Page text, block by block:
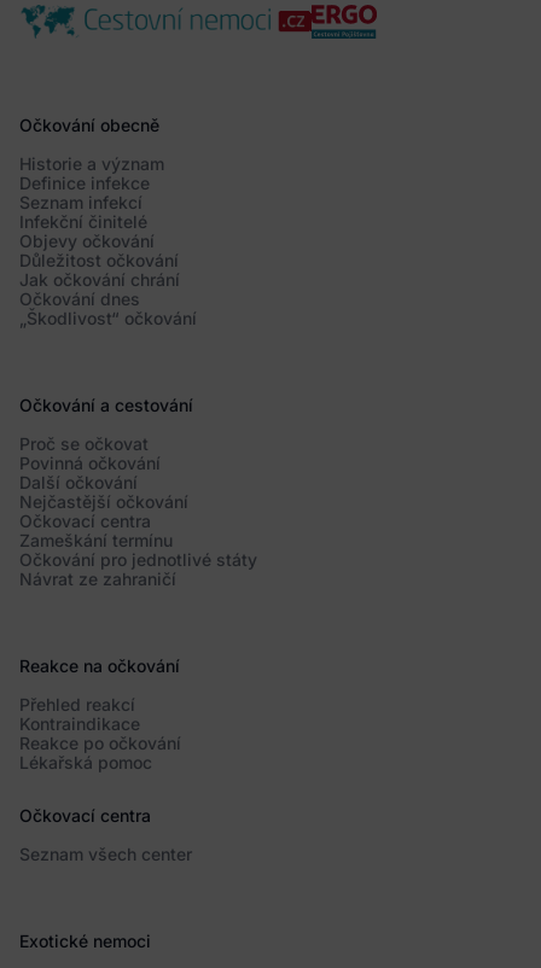
Očkování obecně
Historie a význam
Definice infekce
Seznam infekcí
Infekční činitelé
Objevy očkování
Důležitost očkování
Jak očkování chrání
Očkování dnes
„Škodlivost“ očkování
Očkování a cestování
Proč se očkovat
Povinná očkování
Další očkování
Nejčastější očkování
Očkovací centra
Zameškání termínu
Očkování pro jednotlivé státy
Návrat ze zahraničí
Reakce na očkování
Přehled reakcí
Kontraindikace
Reakce po očkování
Lékařská pomoc
Očkovací centra
Seznam všech center
Exotické nemoci